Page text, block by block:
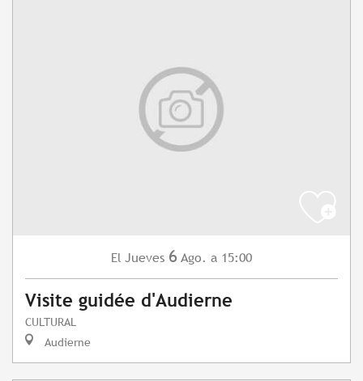
El Jueves 6 Ago. a 15:00
Visite guidée d'Audierne
CULTURAL
Audierne